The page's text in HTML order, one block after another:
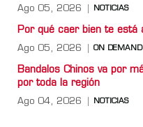
Ago 05, 2026 NOTICIAS
Por qué caer bien te está
Ago 05, 2026 ON DEMAND
Bandalos Chinos va por
por toda la región
Ago 04, 2026 NOTICIAS